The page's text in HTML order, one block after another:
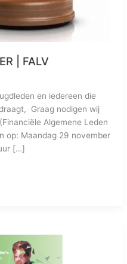
| FALV
en iedereen die
Graag nodigen wij
Algemene Leden
op: Maandag 29 november
[…]